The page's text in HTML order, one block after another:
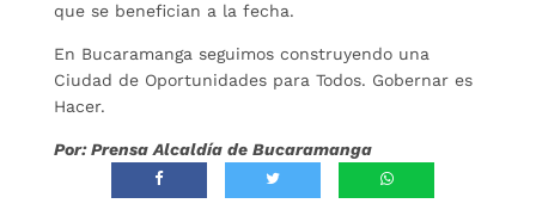
que se benefician a la fecha.
En Bucaramanga seguimos construyendo una
Ciudad de Oportunidades para Todos. Gobernar es
Hacer.
Por: Prensa Alcaldía de Bucaramanga